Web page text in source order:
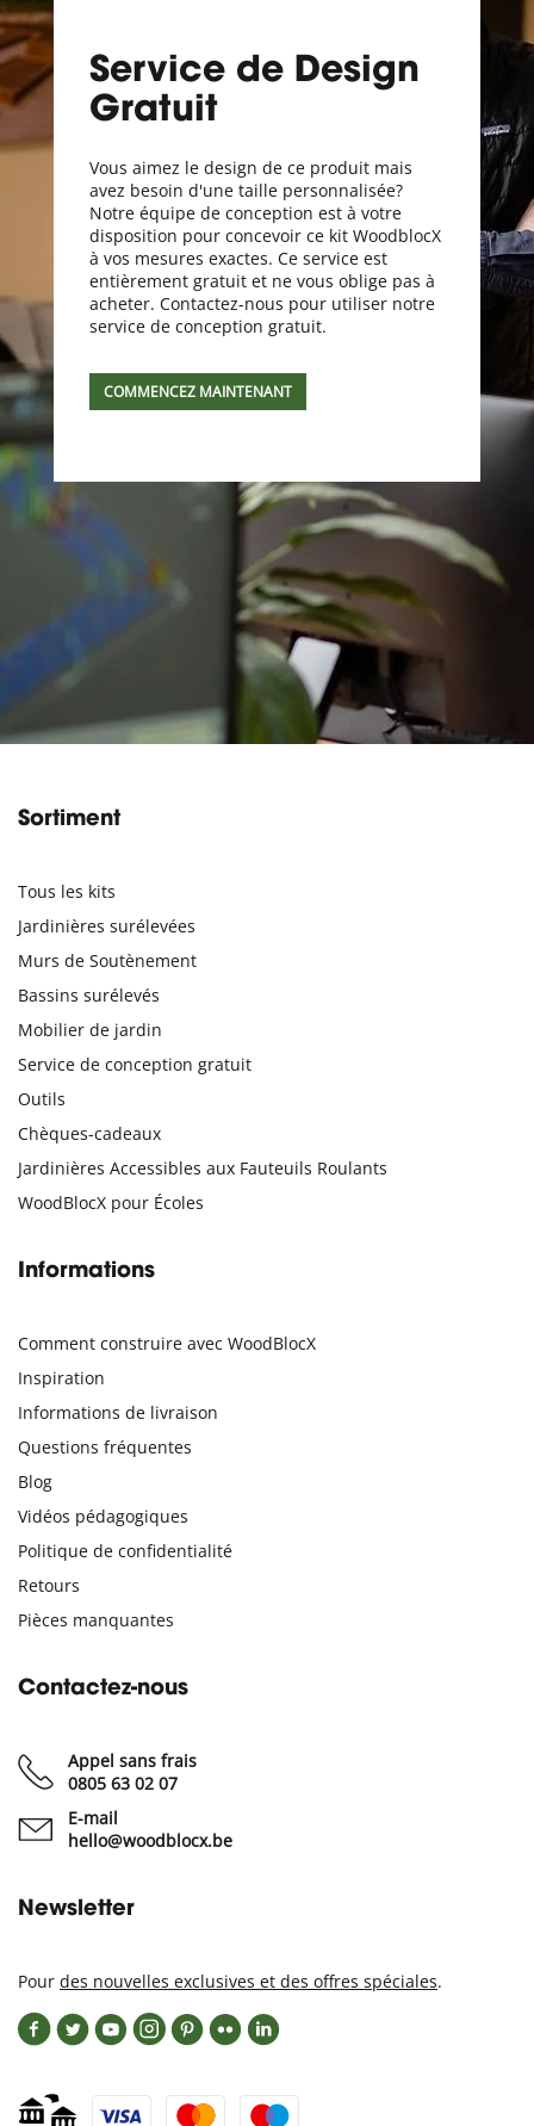
Service de Design
Gratuit
Vous aimez le design de ce produit mais
avez besoin d'une taille personnalisée?
Notre équipe de conception est à votre
disposition pour concevoir ce kit WoodblocX
à vos mesures exactes. Ce service est
entièrement gratuit et ne vous oblige pas à
acheter. Contactez-nous pour utiliser notre
service de conception gratuit.
COMMENCEZ MAINTENANT
Sortiment
Tous les kits
Jardinières surélevées
Murs de Soutènement
Bassins surélevés
Mobilier de jardin
Service de conception gratuit
Outils
Chèques-cadeaux
Jardinières Accessibles aux Fauteuils Roulants
WoodBlocX pour Écoles
Informations
Comment construire avec WoodBlocX
Inspiration
Informations de livraison
Questions fréquentes
Blog
Vidéos pédagogiques
Politique de confidentialité
Retours
Pièces manquantes
Contactez-nous
Appel sans frais
0805 63 02 07
E-mail
hello@woodblocx.be
Newsletter
Pour des nouvelles exclusives et des offres spéciales.